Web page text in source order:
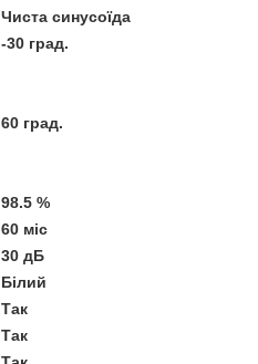
Чиста синусоїда
-30 град.
60 град.
98.5 %
60 міс
30 дБ
Білий
Так
Так